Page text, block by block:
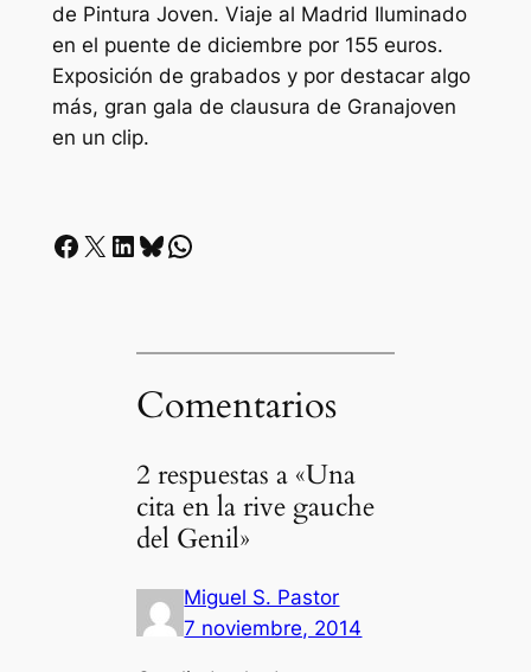
de Pintura Joven. Viaje al Madrid Iluminado
en el puente de diciembre por 155 euros.
Exposición de grabados y por destacar algo
más, gran gala de clausura de Granajoven
en un clip.
Facebook X LinkedIn Bluesky Whatsapp
Comentarios
2 respuestas a «Una
cita en la rive gauche
del Genil»
Miguel S. Pastor
7 noviembre, 2014